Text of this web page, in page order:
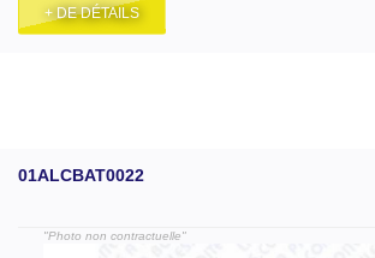
+ DE DÉTAILS
01ALCBAT0022
"Photo non contractuelle"